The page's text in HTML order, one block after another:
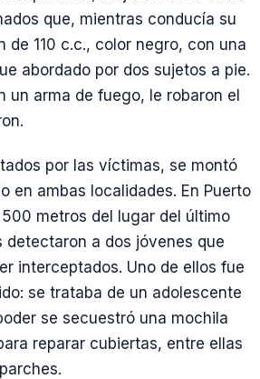
que, mientras conducía su
de 110 c.c., color negro, con una
abordado por dos sujetos a pie.
un arma de fuego, le robaron el
por las víctimas, se montó
en ambas localidades. En Puerto
metros del lugar del último
detectaron a dos jóvenes que
interceptados. Uno de ellos fue
se trataba de un adolescente
se secuestró una mochila
reparar cubiertas, entre ellas